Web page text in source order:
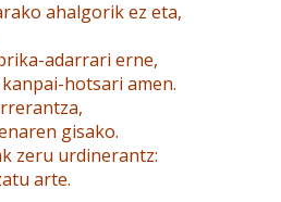
ahalgorik ez eta,
adarrari erne,
hotsari amen.
gisako.
zeru urdinerantz:
arte.